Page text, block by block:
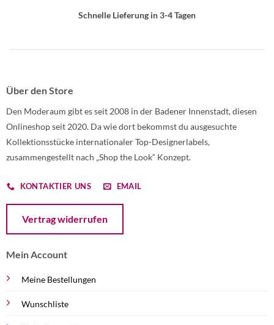
Schnelle Lieferung in 3-4 Tagen
Über den Store
Den Moderaum gibt es seit 2008 in der Badener Innenstadt, diesen
Onlineshop seit 2020. Da wie dort bekommst du ausgesuchte
Kollektionsstücke internationaler Top-Designerlabels,
zusammengestellt nach „Shop the Look“ Konzept.
KONTAKTIER UNS EMAIL
Vertrag widerrufen
Mein Account
Meine Bestellungen
Wunschliste